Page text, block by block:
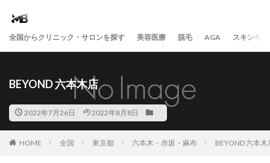
全国からクリニック・サロンを探す 美容医療 脱毛 AGA スキンケア
BEYOND 六本木店
2022年7月26日 2022年8月8日
HOME 全国 東京都 六本木・赤坂・麻布 BEYOND 六本木